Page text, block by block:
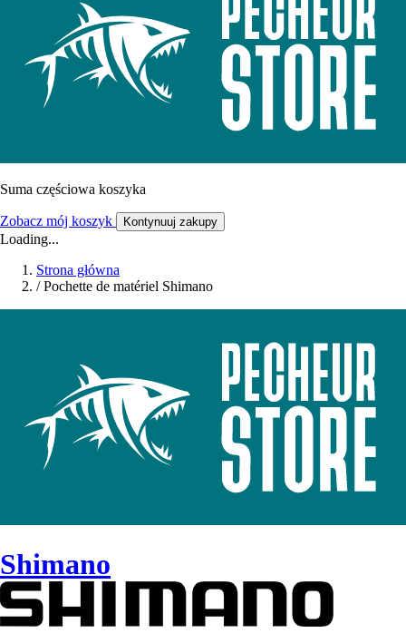
Suma częściowa koszyka
Zobacz mój koszyk Kontynuuj zakupy
Loading...
Strona główna
/ Pochette de matériel Shimano
Shimano